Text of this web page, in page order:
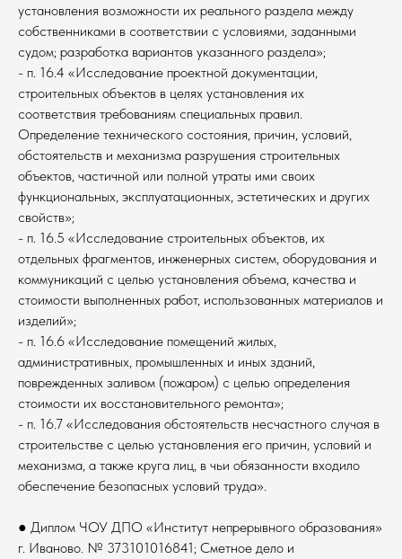
установления возможности их реального раздела между
собственниками в соответствии с условиями, заданными
судом; разработка вариантов указанного раздела»;
- п. 16.4 «Исследование проектной документации,
строительных объектов в целях установления их
соответствия требованиям специальных правил.
Определение технического состояния, причин, условий,
обстоятельств и механизма разрушения строительных
объектов, частичной или полной утраты ими своих
функциональных, эксплуатационных, эстетических и других
свойств»;
- п. 16.5 «Исследование строительных объектов, их
отдельных фрагментов, инженерных систем, оборудования и
коммуникаций с целью установления объема, качества и
стоимости выполненных работ, использованных материалов и
изделий»;
- п. 16.6 «Исследование помещений жилых,
административных, промышленных и иных зданий,
поврежденных заливом (пожаром) с целью определения
стоимости их восстановительного ремонта»;
- п. 16.7 «Исследования обстоятельств несчастного случая в
строительстве с целью установления его причин, условий и
механизма, а также круга лиц, в чьи обязанности входило
обеспечение безопасных условий труда».
● Диплом ЧОУ ДПО «Институт непрерывного образования»
г. Иваново. № 373101016841; Сметное дело и